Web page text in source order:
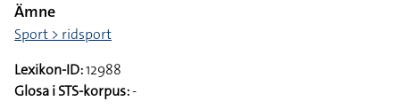
Ämne
Sport > ridsport
Lexikon-ID:12988
Glosa i STS-korpus:-